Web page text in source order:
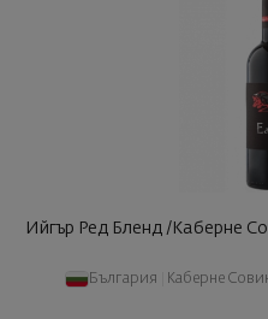
България Каберне